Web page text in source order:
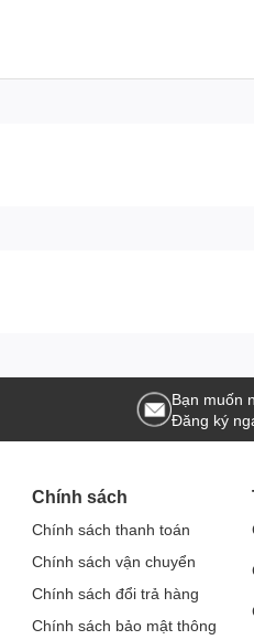
Bạn muốn
Đăng ký
Chính sách
Chính sách thanh toán
Chính sách vận chuyển
Chính sách đổi trả hàng
Chính sách bảo mật thông